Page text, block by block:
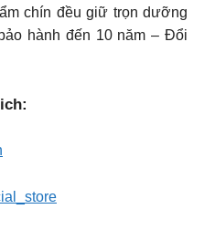
chín đều giữ trọn dưỡng
hành đến 10 năm – Đổi